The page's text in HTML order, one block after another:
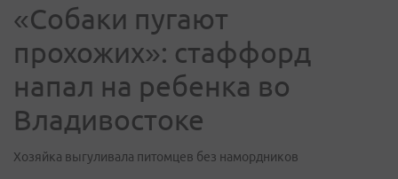
«Собаки пугают
прохожих»: стаффорд
напал на ребенка во
Владивостоке
Хозяйка выгуливала питомцев без намордников